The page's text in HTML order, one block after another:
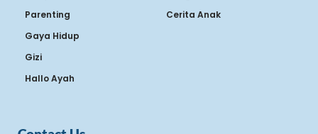
Parenting
Gaya Hidup
Gizi
Hallo Ayah
Cerita Anak